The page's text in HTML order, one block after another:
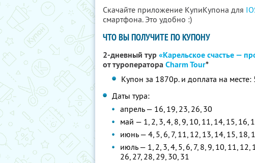
Скачайте приложение КупиКупона для
смартфона. Это удобно :)
ЧТО ВЫ ПОЛУЧИТЕ ПО КУПОНУ
2-дневный тур «Карельское счастье —
от туроператораCharm Tour*
Купон за 1870р. и доплата на
Даты тура:
апрель — 16, 19, 23, 26, 30
май — 1, 2, 3, 4, 8, 9, 10, 11, 14, 15, 16,
июнь — 4, 5, 6, 7, 11, 12, 13, 14, 15, 18,
июль — 1, 2, 3, 4, 5, 6, 7, 8, 9, 10, 11,
26, 27, 28, 29, 30, 31